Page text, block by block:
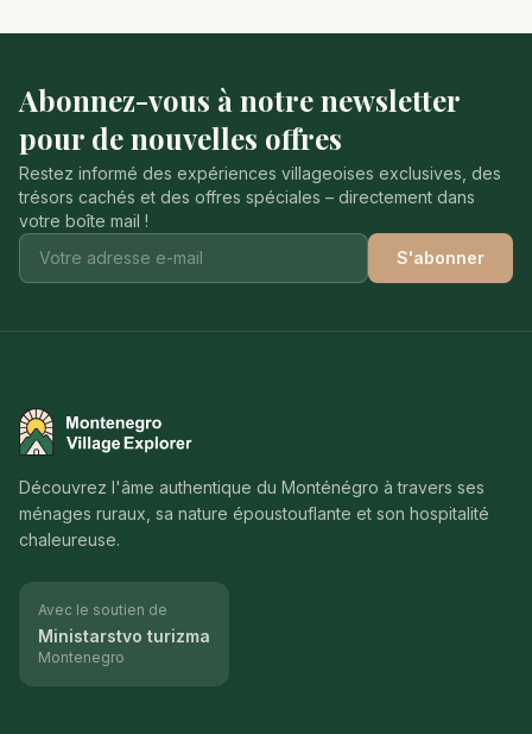
Abonnez-vous à notre newsletter
pour de nouvelles offres
Restez informé des expériences villageoises exclusives, des
trésors cachés et des offres spéciales – directement dans
votre boîte mail !
S'abonner
Montenegro Village Explorer
Découvrez l'âme authentique du Monténégro à travers ses
ménages ruraux, sa nature époustouflante et son hospitalité
chaleureuse.
Avec le soutien de
Ministarstvo turizma
Montenegro